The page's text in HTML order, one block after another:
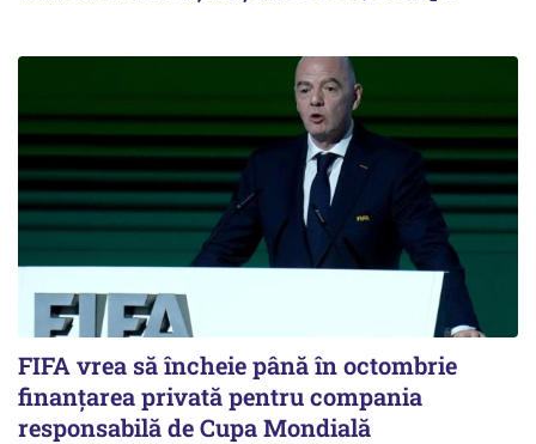
FIFA vrea să încheie până în octombrie
finanțarea privată pentru compania
responsabilă de Cupa Mondială